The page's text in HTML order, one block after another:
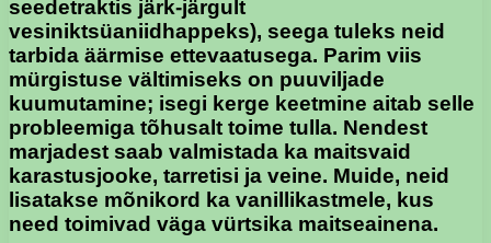
seedetraktis järk-järgult
vesiniktsüaniidhappeks), seega tuleks neid
tarbida äärmise ettevaatusega. Parim viis
mürgistuse vältimiseks on puuviljade
kuumutamine; isegi kerge keetmine aitab selle
probleemiga tõhusalt toime tulla. Nendest
marjadest saab valmistada ka maitsvaid
karastusjooke, tarretisi ja veine. Muide, neid
lisatakse mõnikord ka vanillikastmele, kus
need toimivad väga vürtsika maitseainena.